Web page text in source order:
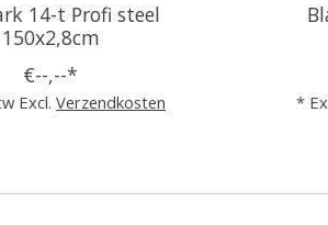
14-t Profi steel
150x2,8cm
€--,--*
Excl.Verzendkosten *